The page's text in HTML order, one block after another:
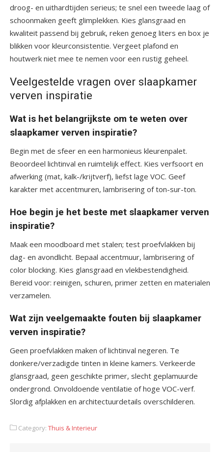
droog- en uithardtijden serieus; te snel een tweede laag of
schoonmaken geeft glimplekken. Kies glansgraad en
kwaliteit passend bij gebruik, reken genoeg liters en box je
blikken voor kleurconsistentie. Vergeet plafond en
houtwerk niet mee te nemen voor een rustig geheel.
Veelgestelde vragen over slaapkamer
verven inspiratie
Wat is het belangrijkste om te weten over
slaapkamer verven inspiratie?
Begin met de sfeer en een harmonieus kleurenpalet.
Beoordeel lichtinval en ruimtelijk effect. Kies verfsoort en
afwerking (mat, kalk-/krijtverf), liefst lage VOC. Geef
karakter met accentmuren, lambrisering of ton-sur-ton.
Hoe begin je het beste met slaapkamer verven
inspiratie?
Maak een moodboard met stalen; test proefvlakken bij
dag- en avondlicht. Bepaal accentmuur, lambrisering of
color blocking. Kies glansgraad en vlekbestendigheid.
Bereid voor: reinigen, schuren, primer zetten en materialen
verzamelen.
Wat zijn veelgemaakte fouten bij slaapkamer
verven inspiratie?
Geen proefvlakken maken of lichtinval negeren. Te
donkere/verzadigde tinten in kleine kamers. Verkeerde
glansgraad, geen geschikte primer, slecht geplamuurde
ondergrond. Onvoldoende ventilatie of hoge VOC-verf.
Slordig afplakken en architectuurdetails overschilderen.
Category: Thuis & Interieur